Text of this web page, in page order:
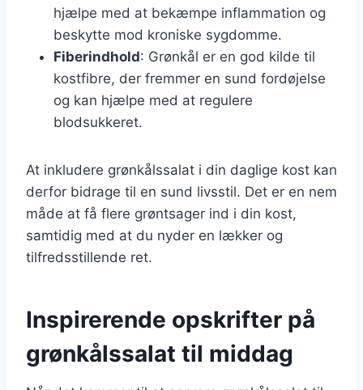
hjælpe med at bekæmpe inflammation og
beskytte mod kroniske sygdomme.
Fiberindhold: Grønkål er en god kilde til
kostfibre, der fremmer en sund fordøjelse
og kan hjælpe med at regulere
blodsukkeret.
At inkludere grønkålssalat i din daglige kost kan
derfor bidrage til en sund livsstil. Det er en nem
måde at få flere grøntsager ind i din kost,
samtidig med at du nyder en lækker og
tilfredsstillende ret.
Inspirerende opskrifter på
grønkålssalat til middag